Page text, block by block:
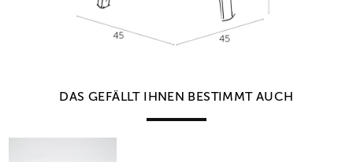
DAS GEFÄLLT IHNEN BESTIMMT AUCH